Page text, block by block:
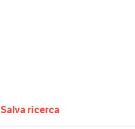
Salva ricerca